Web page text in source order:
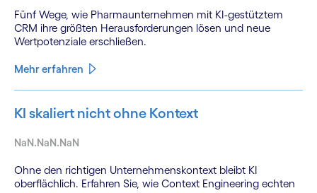
Fünf Wege, wie Pharmaunternehmen mit KI-gestütztem
CRM ihre größten Herausforderungen lösen und neue
Wertpotenziale erschließen.
Mehr erfahren
KI skaliert nicht ohne Kontext
NaN.NaN.NaN
Ohne den richtigen Unternehmenskontext bleibt KI
oberflächlich. Erfahren Sie, wie Context Engineering echten